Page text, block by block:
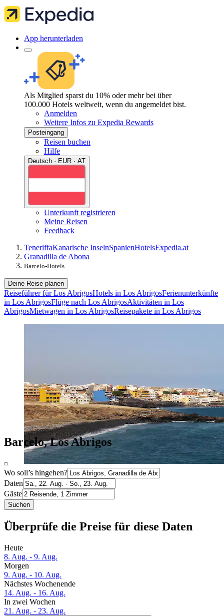
App herunterladen
Als Mitglied sparst du 10% oder mehr bei über
100.000 Hotels weltweit, wenn du angemeldet bist.
Anmelden
Weitere Infos zu Expedia Rewards
Posteingang
Reisen buchen
Hilfe
Deutsch · EUR · AT
Unterkunft registrieren
Meine Reisen
Feedback
TeneriffaKanarische InselnSpanienHotelsExpedia.at
Granadilla de Abona
Barcelo-Hotels
Deine Reise planen
Reiseführer für Los AbrigosHotels in Los AbrigosFerienunterkünfte
in Los AbrigosFlüge nach Los AbrigosAktivitäten in Los
AbrigosMietwagen in Los AbrigosReisepakete in Los Abrigos
Barcelo, Los Abrigos
Wo soll’s hingehen?
Daten
Gäste
Suchen
Überprüfe die Preise für diese Daten
Heute
8. Aug. - 9. Aug.
Morgen
9. Aug. - 10. Aug.
Nächstes Wochenende
14. Aug. - 16. Aug.
In zwei Wochen
21. Aug. - 23. Aug.